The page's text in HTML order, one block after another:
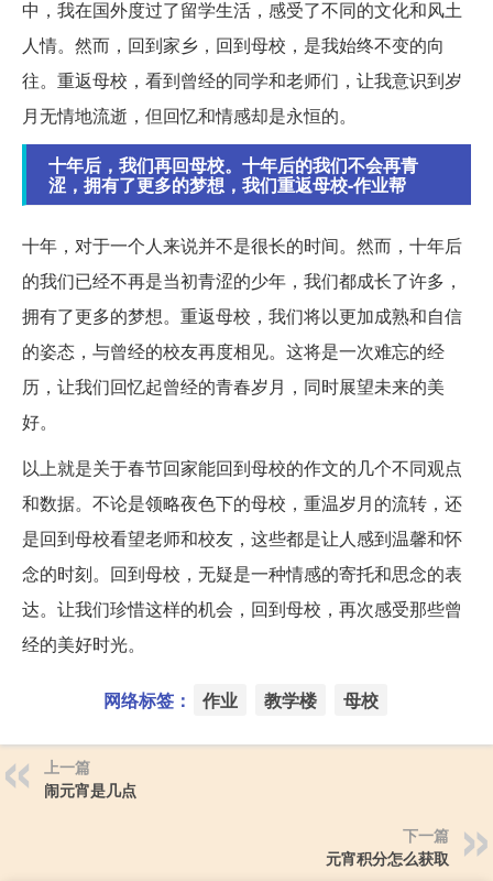
中，我在国外度过了留学生活，感受了不同的文化和风土
人情。然而，回到家乡，回到母校，是我始终不变的向
往。重返母校，看到曾经的同学和老师们，让我意识到岁
月无情地流逝，但回忆和情感却是永恒的。
十年后，我们再回母校。十年后的我们不会再青
涩，拥有了更多的梦想，我们重返母校-作业帮
十年，对于一个人来说并不是很长的时间。然而，十年后
的我们已经不再是当初青涩的少年，我们都成长了许多，
拥有了更多的梦想。重返母校，我们将以更加成熟和自信
的姿态，与曾经的校友再度相见。这将是一次难忘的经
历，让我们回忆起曾经的青春岁月，同时展望未来的美
好。
以上就是关于春节回家能回到母校的作文的几个不同观点
和数据。不论是领略夜色下的母校，重温岁月的流转，还
是回到母校看望老师和校友，这些都是让人感到温馨和怀
念的时刻。回到母校，无疑是一种情感的寄托和思念的表
达。让我们珍惜这样的机会，回到母校，再次感受那些曾
经的美好时光。
网络标签： 作业 教学楼 母校
上一篇
闹元宵是几点
下一篇
元宵积分怎么获取